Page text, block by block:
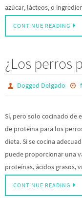
azúcar, lácteos, o
CONTINUE READING
¿Los perros
Dogged Delgado
Sí, pero solo cocinado de
de proteína para los
dieta. Si se cocina
puede proporcionar una
proteínas, ácidos grasos,
CONTINUE READING